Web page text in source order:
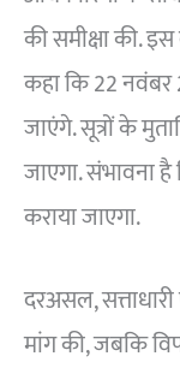
की समीक्षा की.
कहा कि 22 नवंबर
जाएंगे. सूत्रों के
जाएगा. संभावना
कराया जाएगा.
दरअसल,
मांग की, जबकि